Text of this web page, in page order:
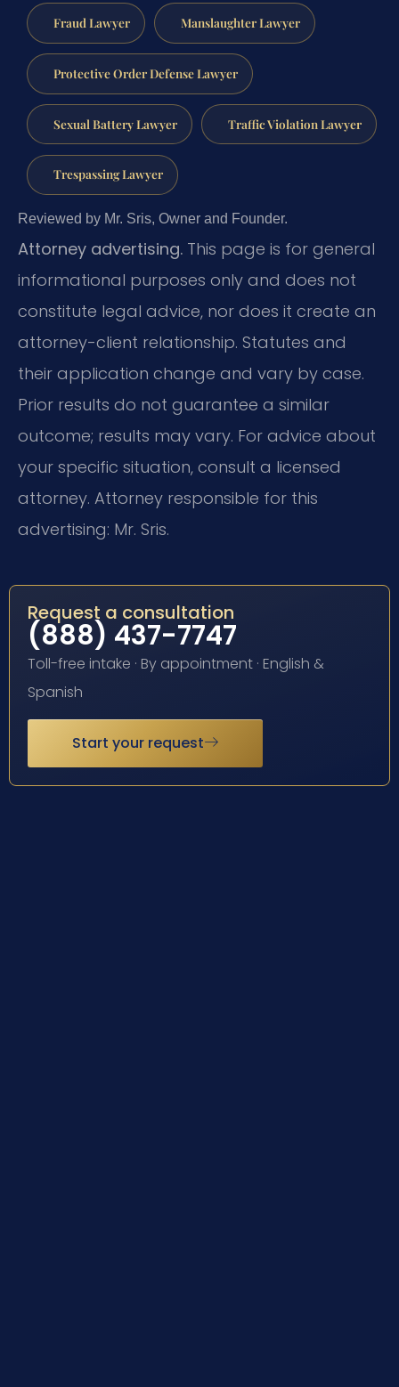
Fraud Lawyer Manslaughter Lawyer
Protective Order Defense Lawyer
Sexual Battery Lawyer Traffic Violation Lawyer
Trespassing Lawyer
Reviewed by Mr. Sris, Owner and Founder.
Attorney advertising. This page is for general
informational purposes only and does not
constitute legal advice, nor does it create an
attorney-client relationship. Statutes and
their application change and vary by case.
Prior results do not guarantee a similar
outcome; results may vary. For advice about
your specific situation, consult a licensed
attorney. Attorney responsible for this
advertising: Mr. Sris.
Request a consultation
(888) 437-7747
Toll-free intake · By appointment · English &
Spanish
Start your request